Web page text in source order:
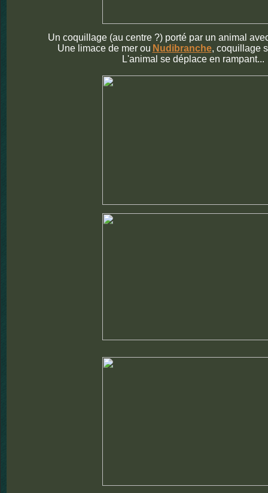
Un coquillage (au centre ?) porté par un animal
Une limace de mer ou Nudibranche, coquillage
L'animal se déplace en rampant...